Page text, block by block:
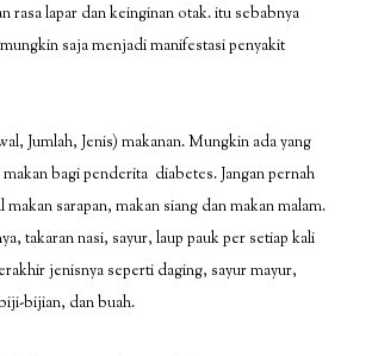
rasa lapar dan keinginan otak. itu sebabnya
saja menjadi manifestasi penyakit
Jumlah, Jenis) makanan. Mungkin ada yang
bagi penderita diabetes. Jangan pernah
sarapan, makan siang dan makan malam.
takaran nasi, sayur, laup pauk per setiap kali
jenisnya seperti daging, sayur mayur,
bijian, dan buah.